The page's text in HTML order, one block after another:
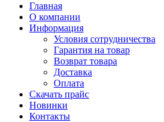
Главная
О компании
Информация
Условия сотрудничества
Гарантия на товар
Возврат товара
Доставка
Оплата
Скачать прайс
Новинки
Контакты